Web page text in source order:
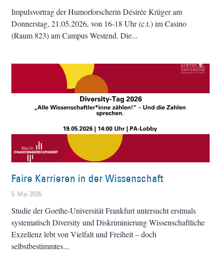
Impulsvortrag der Humorforscherin Désirée Krüger am
Donnerstag, 21.05.2026, von 16-18 Uhr (c.t.) im Casino
(Raum 823) am Campus Westend. Die
Faire Karrieren in der Wissenschaft
5. Mai 2026
Studie der Goethe-Universität Frankfurt untersucht erstmals
systematisch Diversity und Diskriminierung Wissenschaftliche
Exzellenz lebt von Vielfalt und Freiheit – doch
selbstbestimmtes